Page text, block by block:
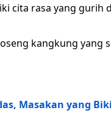
cita rasa yang gurih
kangkung yang
Masakan yang